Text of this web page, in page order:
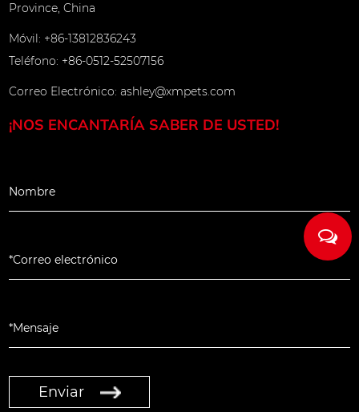
de
72
de las
está
La
ángulo
Province, China
Móvil: +86-13812836243
Teléfono: +86-0512-52507156
Correo Electrónico:ashley@xmpets.com
¡NOS ENCANTARÍA SABER DE USTED!
Enviar